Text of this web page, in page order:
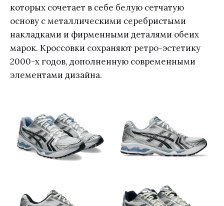
которых сочетает в себе белую сетчатую
основу с металлическими серебристыми
накладками и фирменными деталями обеих
марок. Кроссовки сохраняют ретро-эстетику
2000-х годов, дополненную современными
элементами дизайна.